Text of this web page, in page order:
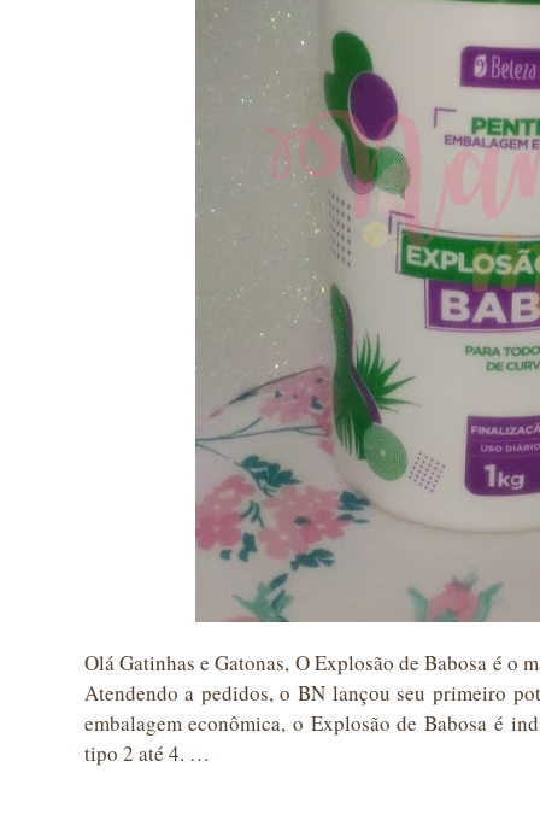
Olá Gatinhas e Gatonas, O Explosão de Babosa é
Atendendo a pedidos, o BN lançou seu primeiro
embalagem econômica, o Explosão de Babosa é
tipo 2 até 4. …